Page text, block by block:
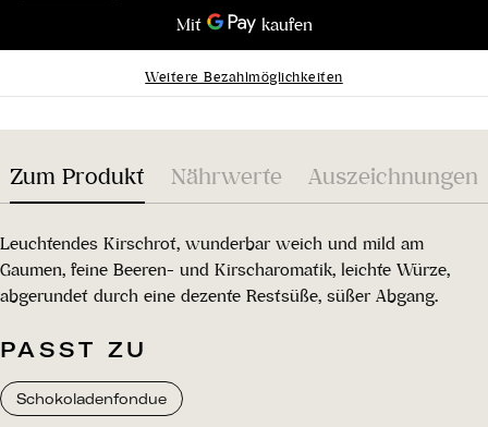
Weitere Bezahlmöglichkeiten
Zum Produkt Nährwerte Auszeichnungen
Leuchtendes Kirschrot, wunderbar weich und mild am
Gaumen, feine Beeren- und Kirscharomatik, leichte Würze,
abgerundet durch eine dezente Restsüße, süßer Abgang.
PASST ZU
Schokoladenfondue